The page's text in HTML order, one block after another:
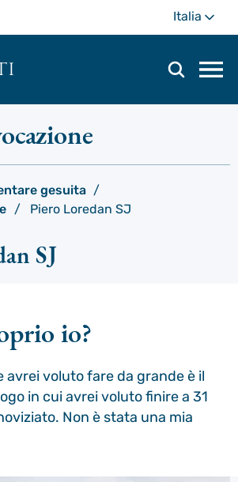
Italia
di
gesuita
Piero Loredan SJ
SJ
io?
avrei voluto fare da grande è il
in cui avrei voluto finire a 31
Non è stata una mia